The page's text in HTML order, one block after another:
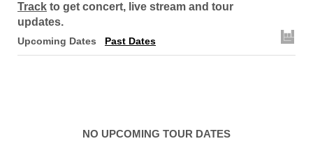
Track to get concert, live stream and tour
updates.
Upcoming Dates Past Dates
NO UPCOMING TOUR DATES